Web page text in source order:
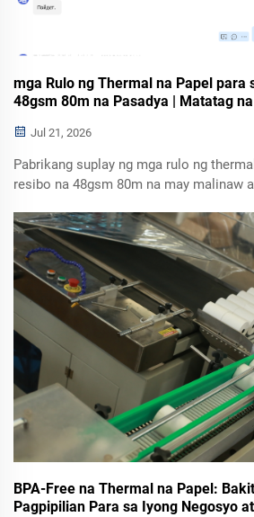
mga Rulo ng Thermal na Papel para
48gsm 80m na Pasadya | Matatag
Jul 21, 2026
Pabrikang suplay ng mga rulo ng
resibo na 48gsm 80m na may malinaw
printer ng POS at logistics, para sa
mula sa Tajikistan, Uzbekistan, at iba
Gitnang Asya. Libreng sample ay
BPA-Free na Thermal na Papel:
Pagpipilian Para sa Iyong Negosyo